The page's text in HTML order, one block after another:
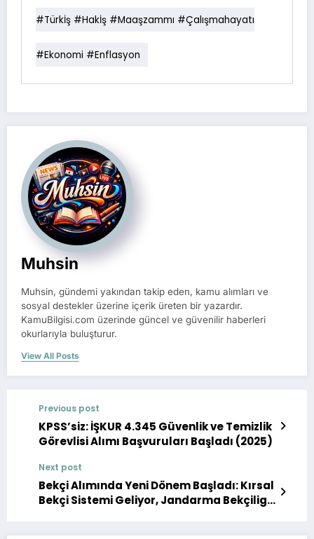
#Türkİş #Hakİş #maaşzammı #çalışmahayatı
#ekonomi #enflasyon
Muhsin
Muhsin, gündemi yakından takip eden, kamu alımları ve
sosyal destekler üzerine içerik üreten bir yazardır.
KamuBilgisi.com üzerinde güncel ve güvenilir haberleri
okurlarıyla buluşturur.
View All Posts
Previous post
KPSS’siz: İŞKUR 4.345 Güvenlik ve Temizlik
Görevlisi Alımı Başvuruları Başladı (2025)
Next post
Bekçi Alımında Yeni Dönem Başladı: Kırsal
Bekçi Sistemi Geliyor, Jandarma Bekçiligi